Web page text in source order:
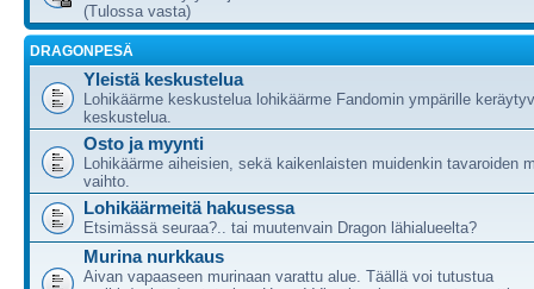
(Tulossa vasta)
DRAGONPESÄ
Yleistä keskustelua
Lohikäärme keskustelua lohikäärme Fandomin ympärille
keskustelua.
Osto ja myynti
Lohikäärme aiheisien, sekä kaikenlaisten muidenkin tavaroiden
vaihto.
Lohikäärmeitä hakusessa
Etsimässä seuraa?.. tai muutenvain Dragon lähialueelta?
Murina nurkkaus
Aivan vapaaseen murinaan varattu alue. Täällä voi tutustua